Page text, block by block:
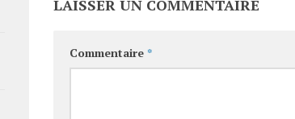
LAISSER UN COMMENTAIRE
Commentaire *